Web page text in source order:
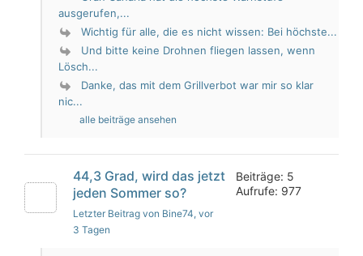
ausgerufen,...
Wichtig für alle, die es nicht wissen: Bei höchste...
Und bitte keine Drohnen fliegen lassen, wenn
Lösch...
Danke, das mit dem Grillverbot war mir so klar
nic...
alle beiträge ansehen
44,3 Grad, wird das jetzt
jeden Sommer so?
Letzter Beitrag von Bine74, vor
3 Tagen
Beiträge: 5
Aufrufe: 977